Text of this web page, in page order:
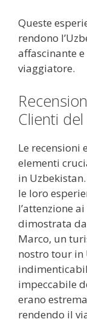
Queste
rendono
affascinante
viaggiatore.
Clienti
Le recensioni
elementi
in
le loro
l’attenzione
dimostrata
Marco, un
nostro tour in
impeccabile
erano
rendendo il